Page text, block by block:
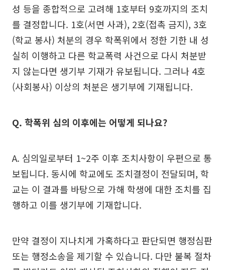
성 등을 종합적으로 고려해 1호부터 9호까지의 조치
를 결정합니다. 1호(서면 사과), 2호(접촉 금지), 3호
(학교 봉사) 처분의 경우 학폭위에서 정한 기한 내 성
실히 이행하고 다른 학교폭력 사건으로 다시 처분받
지 않는다면 생기부 기재가 유보됩니다. 그러나 4호
(사회봉사) 이상의 처분은 생기부에 기재됩니다.
Q. 학폭위 심의 이후에는 어떻게 되나요?
A. 심의일로부터 1~2주 이후 조치사항이 우편으로 통
보됩니다. 동시에 학교에도 조치결정이 전달되며, 학
교는 이 결과를 바탕으로 가해 학생에 대한 조치를 집
행하고 이를 생기부에 기재합니다.
만약 결정이 지나치게 가혹하다고 판단되면 행정심판
또는 행정소송을 제기할 수 있습니다. 다만 불복 절차